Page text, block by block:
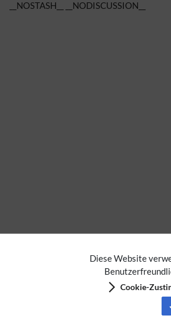
Diese Website
Cookie-
__NOSTASH__ __NODISCUSSION__